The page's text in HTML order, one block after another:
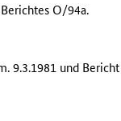
O/94a.
9.3.1981 und Bericht